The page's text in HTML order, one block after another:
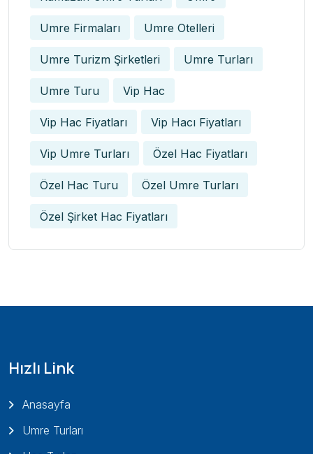
Umre Firmaları Umre Otelleri
Umre Turizm Şirketleri Umre Turları
Umre Turu Vip Hac
Vip Hac Fiyatları Vip Hacı Fiyatları
Vip Umre Turları Özel Hac Fiyatları
Özel Hac Turu Özel Umre Turları
Özel Şirket Hac Fiyatları
Hızlı Link
Anasayfa
Umre Turları